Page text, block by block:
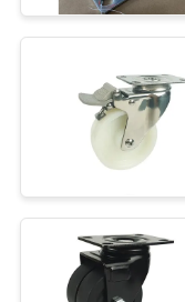
bánh
bánh xe